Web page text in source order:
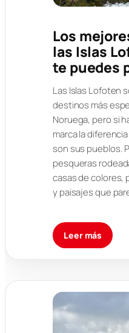
Los
las Islas
te puedes
Las Islas Lofoten
destinos más
Noruega, pero si
marca la
son sus pueblos.
pesqueras
casas de colores,
y paisajes que
Leer más